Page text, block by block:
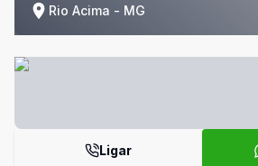
Rio Acima - MG
Ligar